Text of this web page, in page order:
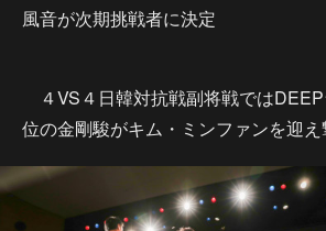
風音が次期挑戦者に決定
４VS４日韓対抗戦副将戦では
位の金剛駿がキム・ミンファンを迎え